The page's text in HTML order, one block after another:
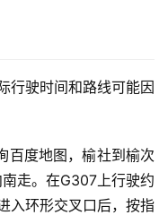
行驶时间和路线可能因
百度地图，榆社到榆次
走。在G307上行驶约
入环形交叉口后，按指